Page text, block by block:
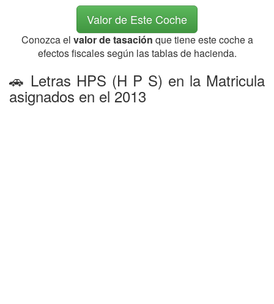
Valor de Este Coche
Conozca el valor de tasación que tiene este coche a
efectos fiscales según las tablas de hacienda.
🚗 Letras HPS (H P S) en la Matricula
asignados en el 2013